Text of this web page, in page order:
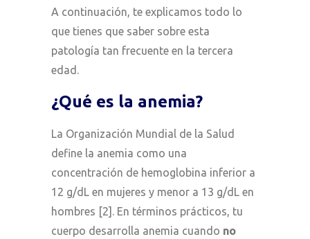
A continuación, te explicamos todo lo
que tienes que saber sobre esta
patología tan frecuente en la tercera
edad.
¿Qué es la anemia?
La Organización Mundial de la Salud
define la anemia como una
concentración de hemoglobina inferior a
12 g/dL en mujeres y menor a 13 g/dL en
hombres [2]. En términos prácticos, tu
cuerpo desarrolla anemia cuando no